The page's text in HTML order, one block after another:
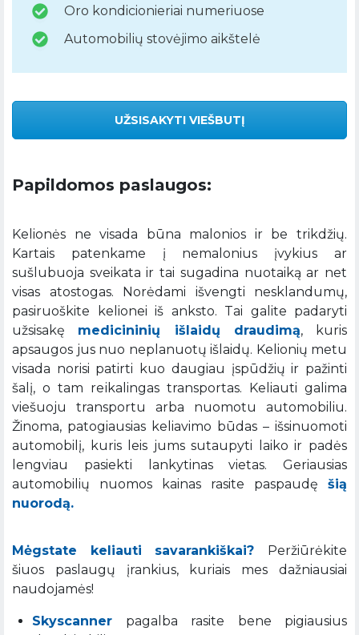
Oro kondicionieriai numeriuose
Automobilių stovėjimo aikštelė
UŽSISAKYTI VIEŠBUTĮ
Papildomos paslaugos:
Kelionės ne visada būna malonios ir be trikdžių.
Kartais patenkame į nemalonius įvykius ar
sušlubuoja sveikata ir tai sugadina nuotaiką ar net
visas atostogas. Norėdami išvengti nesklandumų,
pasiruoškite kelionei iš anksto. Tai galite padaryti
užsisakę medicininių išlaidų draudimą, kuris
apsaugos jus nuo neplanuotų išlaidų. Kelionių metu
visada norisi patirti kuo daugiau įspūdžių ir pažinti
šalį, o tam reikalingas transportas. Keliauti galima
viešuoju transportu arba nuomotu automobiliu.
Žinoma, patogiausias keliavimo būdas – išsinuomoti
automobilį, kuris leis jums sutaupyti laiko ir padės
lengviau pasiekti lankytinas vietas. Geriausias
automobilių nuomos kainas rasite paspaudę šią
nuorodą.
Mėgstate keliauti savarankiškai? Peržiūrėkite
šiuos paslaugų įrankius, kuriais mes dažniausiai
naudojamės!
Skyscanner pagalba rasite bene pigiausius